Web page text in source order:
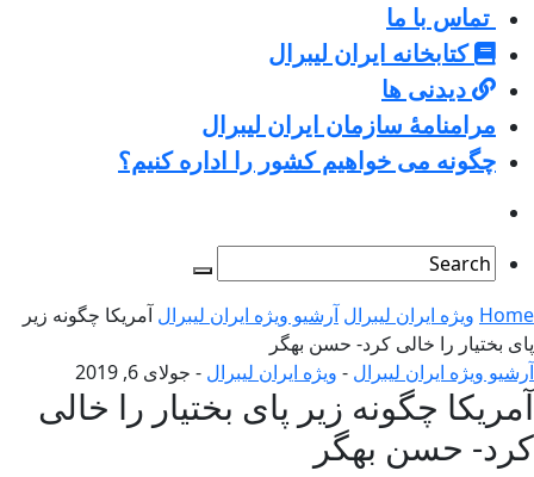
تماس با ما
کتابخانه ایران لیبرال
دیدنی ها
مرامنامۀ سازمان ایران لیبرال
چگونه می خواهیم کشور را اداره کنیم؟
Home ویژه ایران لیبرال آرشیو ویژه ایران لیبرال آمریکا چگونه زیر
پای بختیار را خالی کرد- حسن بهگر
آرشیو ویژه ایران لیبرال - ویژه ایران لیبرال - جولای 6, 2019
آمریکا چگونه زیر پای بختیار را خالی
کرد- حسن بهگر